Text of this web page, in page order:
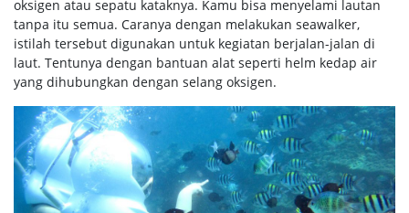
oksigen atau sepatu kataknya. Kamu bisa menyelami lautan
tanpa itu semua. Caranya dengan melakukan seawalker,
istilah tersebut digunakan untuk kegiatan berjalan-jalan di
laut. Tentunya dengan bantuan alat seperti helm kedap air
yang dihubungkan dengan selang oksigen.